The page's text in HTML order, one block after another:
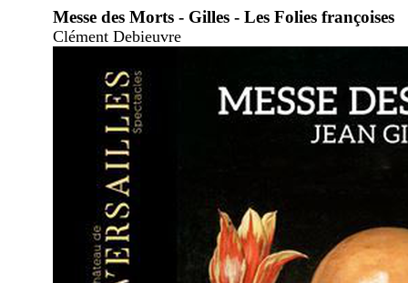
Messe des Morts - Gilles - Les Folies françoises
Clément Debieuvre